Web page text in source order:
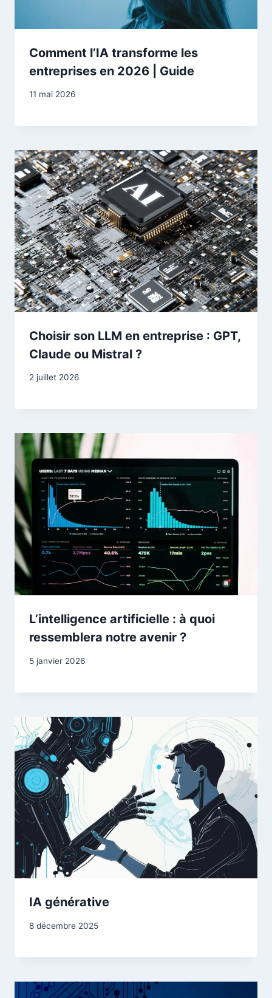
Comment l’IA transforme les
entreprises en 2026 | Guide
11 mai 2026
Choisir son LLM en entreprise : GPT,
Claude ou Mistral ?
2 juillet 2026
L’intelligence artificielle : à quoi
ressemblera notre avenir ?
5 janvier 2026
IA générative
8 décembre 2025